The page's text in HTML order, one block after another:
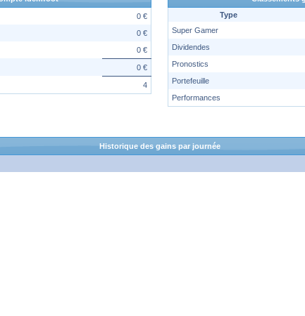
0 €
0 €
0 €
0 €
4
Type
Super Gamer
Dividendes
Pronostics
Portefeuille
Performances
Historique des gains par journée